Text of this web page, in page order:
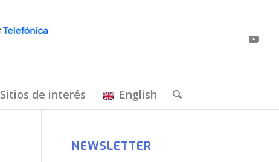
Sitios de interés English
NEWSLETTER